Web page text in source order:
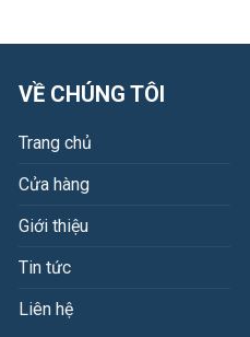
VỀ CHÚNG TÔI
Trang chủ
Cửa hàng
Giới thiệu
Tin tức
Liên hệ